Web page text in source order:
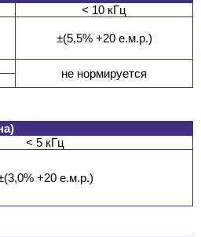
< 10 кГц
±(5,5% +20 е.м.р.)
не нормируется
< 5 кГц
+20 е.м.р.)